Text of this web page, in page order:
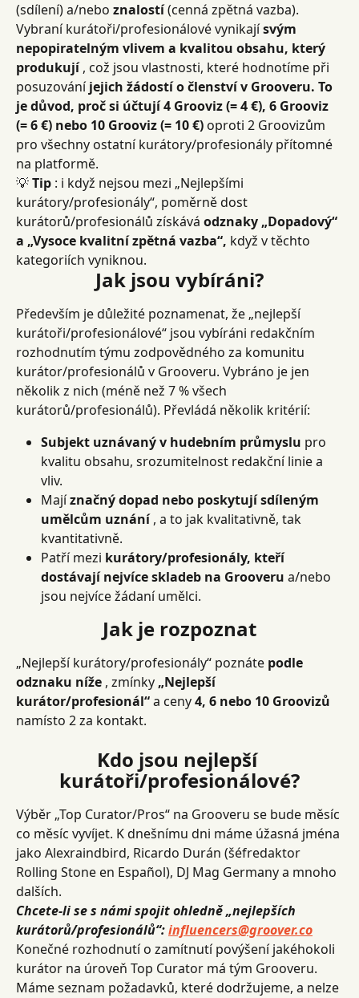
(sdílení) a/nebo znalostí (cenná zpětná vazba).
Vybraní kurátoři/profesionálové vynikají svým
nepopiratelným vlivem a kvalitou obsahu, který
produkují , což jsou vlastnosti, které hodnotíme při
posuzování jejich žádostí o členství v Grooveru. To
je důvod, proč si účtují 4 Grooviz (= 4 €), 6 Grooviz
(= 6 €) nebo 10 Grooviz (= 10 €) oproti 2 Groovizům
pro všechny ostatní kurátory/profesionály přítomné
na platformě.
💡 Tip : i když nejsou mezi „Nejlepšími
kurátory/profesionály“, poměrně dost
kurátorů/profesionálů získává odznaky „Dopadový“
a „Vysoce kvalitní zpětná vazba“, když v těchto
kategoriích vyniknou.
Jak jsou vybíráni?
Především je důležité poznamenat, že „nejlepší
kurátoři/profesionálové“ jsou vybíráni redakčním
rozhodnutím týmu zodpovědného za komunitu
kurátor/profesionálů v Grooveru. Vybráno je jen
několik z nich (méně než 7 % všech
kurátorů/profesionálů). Převládá několik kritérií:
Subjekt uznávaný v hudebním průmyslu pro
kvalitu obsahu, srozumitelnost redakční linie a
vliv.
Mají značný dopad nebo poskytují sdíleným
umělcům uznání , a to jak kvalitativně, tak
kvantitativně.
Patří mezi kurátory/profesionály, kteří
dostávají nejvíce skladeb na Grooveru a/nebo
jsou nejvíce žádaní umělci.
Jak je rozpoznat
„Nejlepší kurátory/profesionály“ poznáte podle
odznaku níže , zmínky „Nejlepší
kurátor/profesionál“ a ceny 4, 6 nebo 10 Groovizů
namísto 2 za kontakt.
Kdo jsou nejlepší
kurátoři/profesionálové?
Výběr „Top Curator/Pros“ na Grooveru se bude měsíc
co měsíc vyvíjet. K dnešnímu dni máme úžasná jména
jako Alexraindbird, Ricardo Durán (šéfredaktor
Rolling Stone en Español), DJ Mag Germany a mnoho
dalších.
Chcete-li se s námi spojit ohledně „nejlepších
kurátorů/profesionálů“: influencers@groover.co
Konečné rozhodnutí o zamítnutí povýšení jakéhokoli
kurátor na úroveň Top Curator má tým Grooveru.
Máme seznam požadavků, které dodržujeme, a nelze